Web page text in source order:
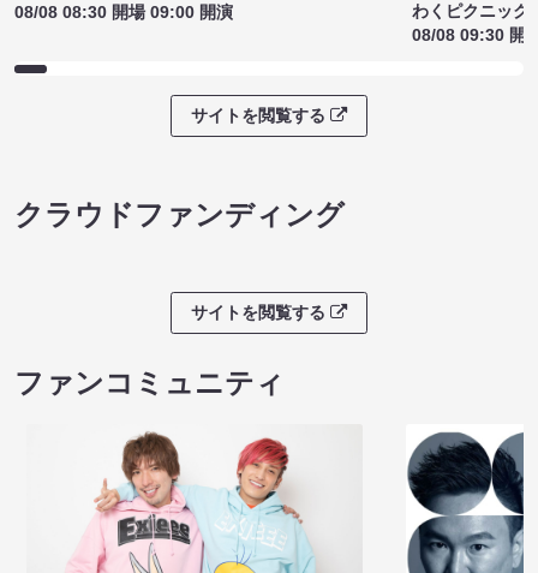
08/08 08:30 開場 09:00 開演
わくピクニック
08/08 09:30 開
サイトを閲覧する
クラウドファンディング
サイトを閲覧する
ファンコミュニティ